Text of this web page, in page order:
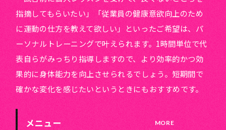
指摘してもらいたい」「従業員の健康意欲向上のため
に運動の仕方を教えて欲しい」といったご希望は、パ
ーソナルトレーニングで叶えられます。1時間単位で代
表自らがみっちり指導しますので、より効率的かつ効
果的に身体能力を向上させられるでしょう。短期間で
確かな変化を感じたいというときにもおすすめです。
メニュー